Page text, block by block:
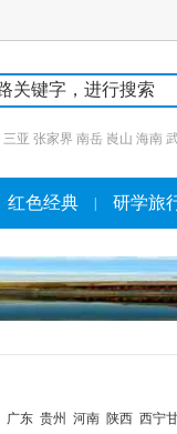
三亚 张家界 南岳 崀山 海南
红色经典 研学旅
广东 贵州 河南 陕西 西宁